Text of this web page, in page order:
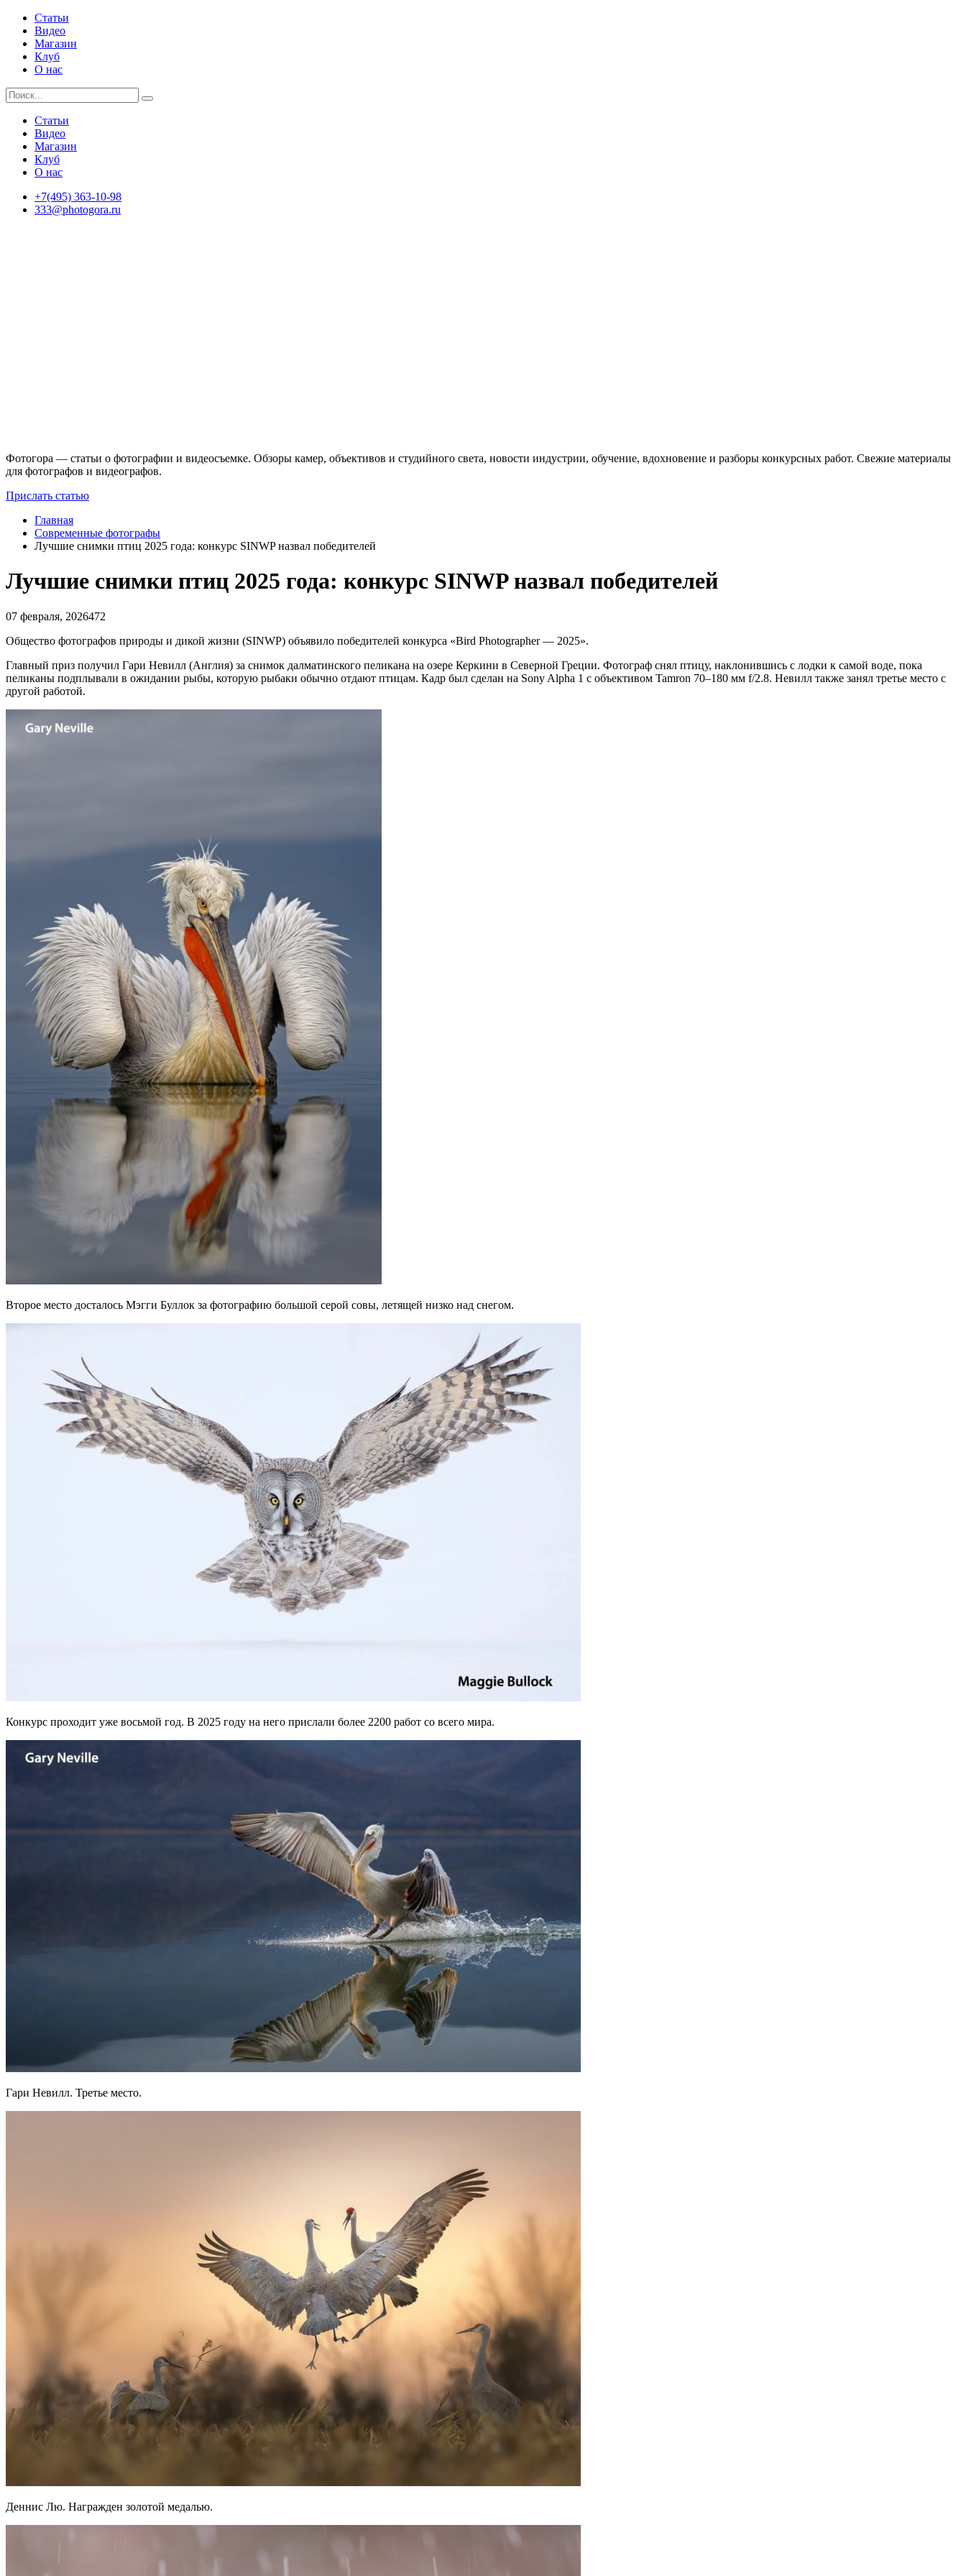
Статьи
Видео
Магазин
Клуб
О нас
Статьи
Видео
Магазин
Клуб
О нас
+7(495) 363-10-98
333@photogora.ru
Фотогора — статьи о фотографии и видеосъемке. Обзоры камер, объективов и студийного света, новости индустрии, обучение, вдохновение и разборы конкурсных работ. Свежие материалы
для фотографов и видеографов.
Прислать статью
Главная
Современные фотографы
Лучшие снимки птиц 2025 года: конкурс SINWP назвал победителей
Лучшие снимки птиц 2025 года: конкурс SINWP назвал победителей
07 февраля, 2026472
Общество фотографов природы и дикой жизни (SINWP) объявило победителей конкурса «Bird Photographer — 2025».
Главный приз получил Гари Невилл (Англия) за снимок далматинского пеликана на озере Керкини в Северной Греции. Фотограф снял птицу, наклонившись с лодки к самой воде, пока
пеликаны подплывали в ожидании рыбы, которую рыбаки обычно отдают птицам. Кадр был сделан на Sony Alpha 1 с объективом Tamron 70–180 мм f/2.8. Невилл также занял третье место с
другой работой.
Второе место досталось Мэгги Буллок за фотографию большой серой совы, летящей низко над снегом.
Конкурс проходит уже восьмой год. В 2025 году на него прислали более 2200 работ со всего мира.
Гари Невилл. Третье место.
Деннис Лю. Награжден золотой медалью.